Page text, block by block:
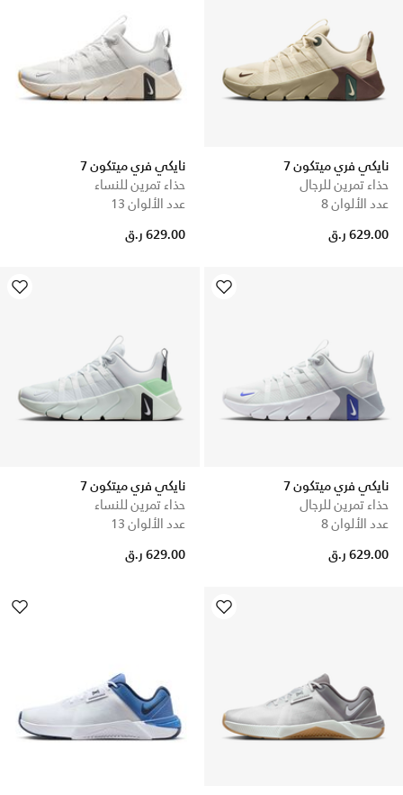
نايكي فري ميتكون 7
حذاء تمرين للرجال
عدد الألوان 8
629.00 ر.ق
نايكي فري ميتكون 7
حذاء تمرين للنساء
عدد الألوان 13
629.00 ر.ق
نايكي فري ميتكون 7
حذاء تمرين للرجال
عدد الألوان 8
629.00 ر.ق
نايكي فري ميتكون 7
حذاء تمرين للنساء
عدد الألوان 13
629.00 ر.ق